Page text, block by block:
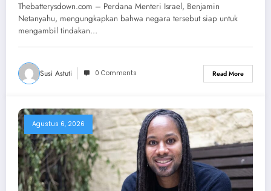
Thebatterysdown.com – Perdana Menteri Israel, Benjamin
Netanyahu, mengungkapkan bahwa negara tersebut siap untuk
mengambil tindakan…
Susi Astuti 0 Comments Read More
Agustus 6, 2026